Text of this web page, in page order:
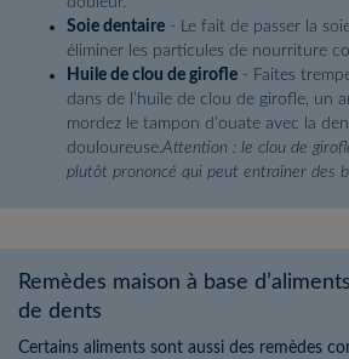
Soie dentaire - Le fait de passer la
éliminer les particules de nourriture
Huile de clou de girofle - Faites
dans de l’huile de clou de girofle, un
mordez le tampon d’ouate avec la
douloureuse.Attention : le clou de
plutôt prononcé qui peut entraîner des
Remèdes maison à base
de dents
Certains aliments sont aussi des remèdes